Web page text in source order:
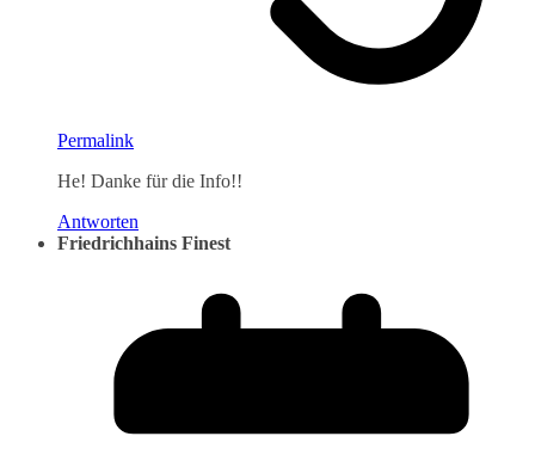
Permalink
He! Danke für die Info!!
Antworten
Friedrichhains Finest